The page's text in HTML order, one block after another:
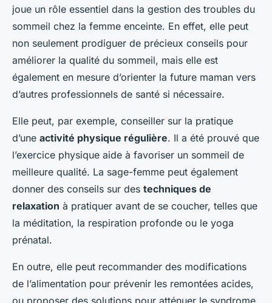
joue un rôle essentiel dans la gestion des troubles du
sommeil chez la femme enceinte. En effet, elle peut
non seulement prodiguer de précieux conseils pour
améliorer la qualité du sommeil, mais elle est
également en mesure d’orienter la future maman vers
d’autres professionnels de santé si nécessaire.
Elle peut, par exemple, conseiller sur la pratique
d’une activité physique régulière. Il a été prouvé que
l’exercice physique aide à favoriser un sommeil de
meilleure qualité. La sage-femme peut également
donner des conseils sur des techniques de
relaxation à pratiquer avant de se coucher, telles que
la méditation, la respiration profonde ou le yoga
prénatal.
En outre, elle peut recommander des modifications
de l’alimentation pour prévenir les remontées acides,